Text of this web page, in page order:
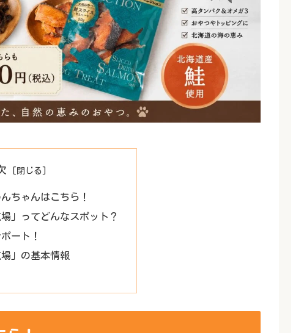
ちゃんはこちら！
」ってどんなスポット？
ート！
」の基本情報